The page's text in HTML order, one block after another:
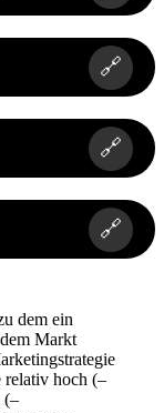
🔗
🔗
🔗
dem ein
Markt
relativ hoch (–
(–